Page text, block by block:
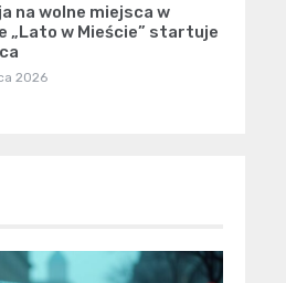
na wolne miejsca w
„Lato w Mieście” startuje
2026